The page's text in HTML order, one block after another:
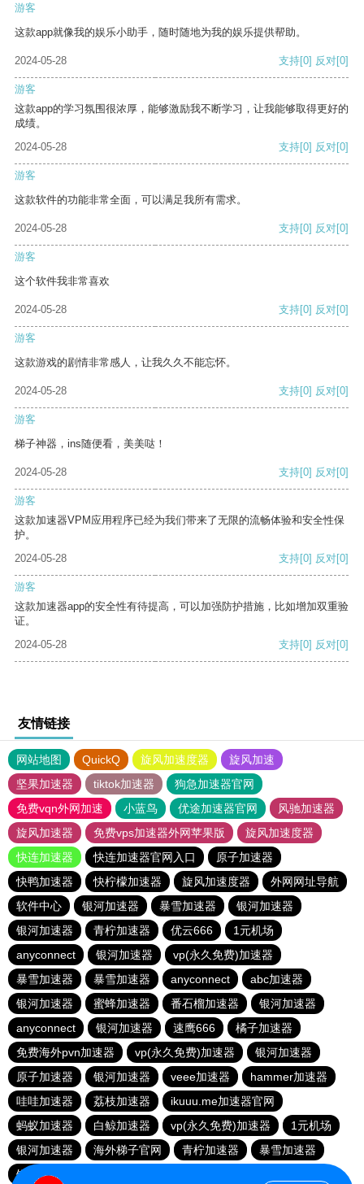
游客
这款app就像我的娱乐小助手，随时随地为我的娱乐提供帮助。
2024-05-28 支持[0] 反对[0]
游客
这款app的学习氛围很浓厚，能够激励我不断学习，让我能够取得更好的
成绩。
2024-05-28
支持[0] 反对[0]
游客
这款软件的功能非常全面，可以满足我所有需求。
2024-05-28 支持[0] 反对[0]
游客
这个软件我非常喜欢
2024-05-28 支持[0] 反对[0]
游客
这款游戏的剧情非常感人，让我久久不能忘怀。
2024-05-28 支持[0] 反对[0]
游客
梯子神器，ins随便看，美美哒！
2024-05-28 支持[0] 反对[0]
游客
这款加速器VPM应用程序已经为我们带来了无限的流畅体验和安全性保
护。
2024-05-28
支持[0] 反对[0]
游客
这款加速器app的安全性有待提高，可以加强防护措施，比如增加双重验
证。
2024-05-28
支持[0] 反对[0]
友情链接
网站地图 QuickQ 旋风加速度器
旋风加速
坚果加速器
tiktok加速器
狗急加速器官网
免费vqn外网加速
小蓝鸟 优途加速器官网
风驰加速器
旋风加速器
免费vps加速器外网苹果版
旋风加速度器
快连加速器
快连加速器官网入口
原子加速器
快鸭加速器
快柠檬加速器 旋风加速度器
外网网址导航
软件中心
银河加速器 暴雪加速器
银河加速器
银河加速器
青柠加速器 优云666
1元机场
anyconnect
银河加速器
vp(永久免费)加速器
暴雪加速器
暴雪加速器 anyconnect
abc加速器
银河加速器
蜜蜂加速器 番石榴加速器
银河加速器
anyconnect
银河加速器 速鹰666
橘子加速器
免费海外pvn加速器
vp(永久免费)加速器
银河加速器
原子加速器
银河加速器 veee加速器
hammer加速器
哇哇加速器
荔枝加速器
ikuuu.me加速器官网
蚂蚁加速器
白鲸加速器 vp(永久免费)加速器
1元机场
银河加速器
海外梯子官网 青柠加速器
暴雪加速器
银河加速器